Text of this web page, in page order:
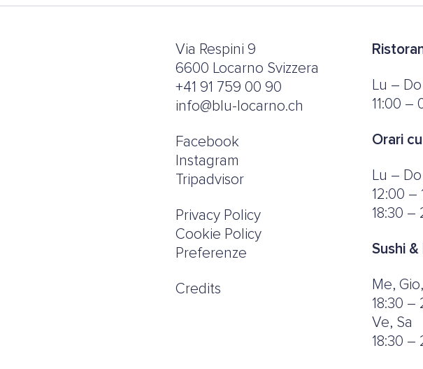
Via Respini 9
6600 Locarno Svizzera
+41 91 759 00 90
info@blu-locarno.ch
Facebook
Instagram
Tripadvisor
Privacy Policy
Cookie Policy
Preferenze
Credits
Lu – Do
11:00 –
Orari
Lu – Do
12:00 –
18:30 –
Sushi &
Me,
18:30 –
Ve, Sa
18:30 –